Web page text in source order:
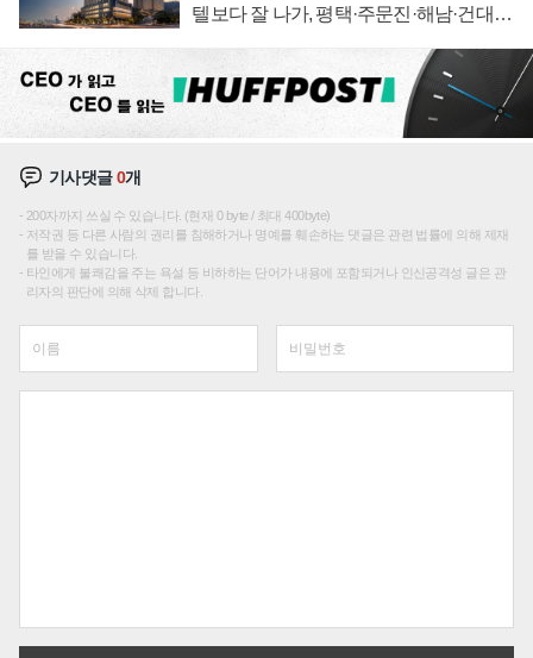
텔보다 잘 나가, 평택·주문진·해남·건대로
기사댓글0개
200자까지 쓰실 수 있습니다. (현재 0 byte / 최대 400byte)
저작권 등 다른 사람의 권리를 침해하거나 명예를 훼손하는 댓글은 관련 법률에 의해 제재
를 받을 수 있습니다.
타인에게 불쾌감을 주는 욕설 등 비하하는 단어가 내용에 포함되거나 인신공격성 글은 관
리자의 판단에 의해 삭제 합니다.